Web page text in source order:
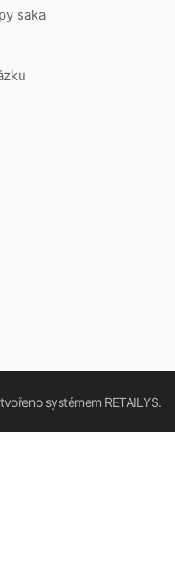
saka
systémem RETAILYS.